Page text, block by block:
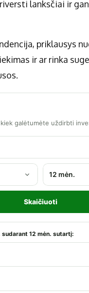
lanksčiai ir
priklausys
ir ar rinka